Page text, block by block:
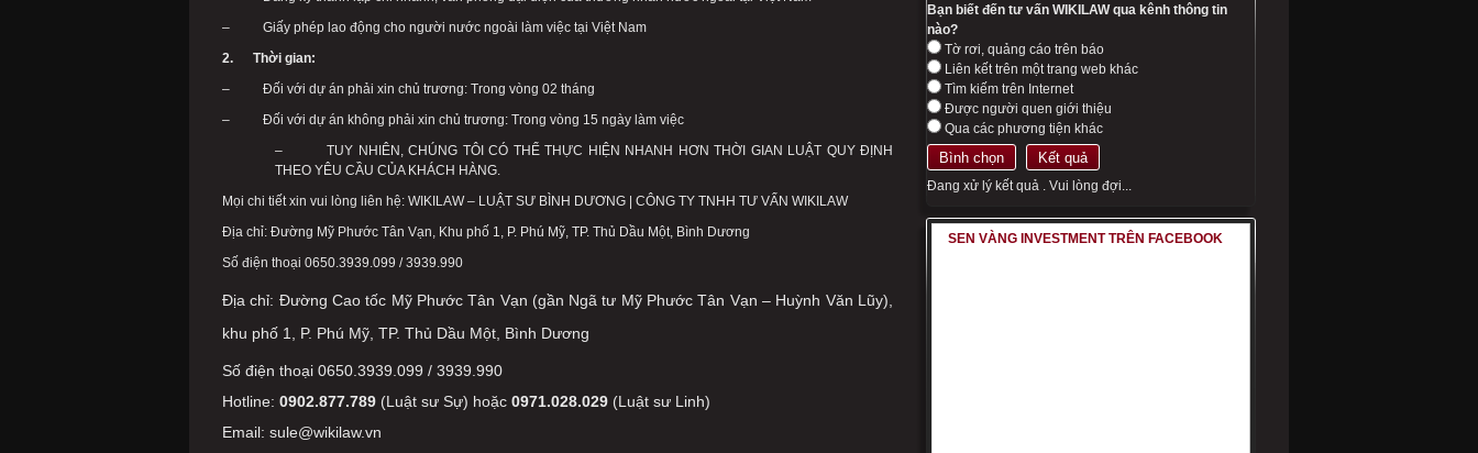
– Giấy phép lao động cho người nước ngoài làm việc tại Việt Nam
2. Thời gian:
– Đối với dự án phải xin chủ trương: Trong vòng 02 tháng
– Đối với dự án không phải xin chủ trương: Trong vòng 15 ngày làm việc
– TUY NHIÊN, CHÚNG TÔI CÓ THỂ THỰC HIỆN NHANH HƠN THỜI GIAN LUẬT QUY ĐỊNH
THEO YÊU CẦU CỦA KHÁCH HÀNG.
Mọi chi tiết xin vui lòng liên hệ: WIKILAW – LUẬT SƯ BÌNH DƯƠNG | CÔNG TY TNHH TƯ VẤN WIKILAW
Địa chỉ: Đường Mỹ Phước Tân Vạn, Khu phố 1, P. Phú Mỹ, TP. Thủ Dầu Một, Bình Dương
Số điện thoại 0650.3939.099 / 3939.990
Địa chỉ: Đường Cao tốc Mỹ Phước Tân Vạn (gần Ngã tư Mỹ Phước Tân Vạn – Huỳnh Văn Lũy),
khu phố 1, P. Phú Mỹ, TP. Thủ Dầu Một, Bình Dương
Số điện thoại 0650.3939.099 / 3939.990
Hotline: 0902.877.789 (Luật sư Sự) hoặc 0971.028.029 (Luật sư Linh)
Email: sule@wikilaw.vn
Bạn biết đến tư vấn WIKILAW qua kênh thông tin
nào?
Tờ rơi, quảng cáo trên báo
Liên kết trên một trang web khác
Tìm kiếm trên Internet
Được người quen giới thiệu
Qua các phương tiện khác
Bình chọn Kết quả
Đang xử lý kết quả . Vui lòng đợi...
SEN VÀNG INVESTMENT TRÊN FACEBOOK